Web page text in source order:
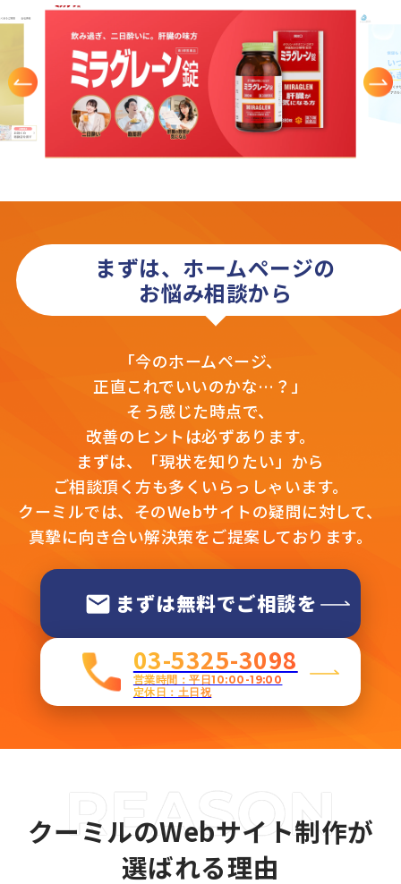
まずは、ホームページの
お悩み相談から
「今のホームページ、
正直これでいいのかな…？」
そう感じた時点で、
改善のヒントは必ずあります。
まずは、「現状を知りたい」から
ご相談頂く方も多くいらっしゃいます。
クーミルでは、そのWebサイトの疑問に対して、
真摯に向き合い解決策をご提案しております。
まずは無料でご相談を
03-5325-3098
営業時間：平日10:00-19:00
定休日：土日祝
クーミルのWebサイト制作が
選ばれる理由